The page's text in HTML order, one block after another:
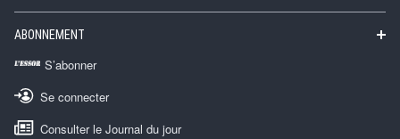
ABONNEMENT
S’abonner
Se connecter
Consulter le Journal du jour